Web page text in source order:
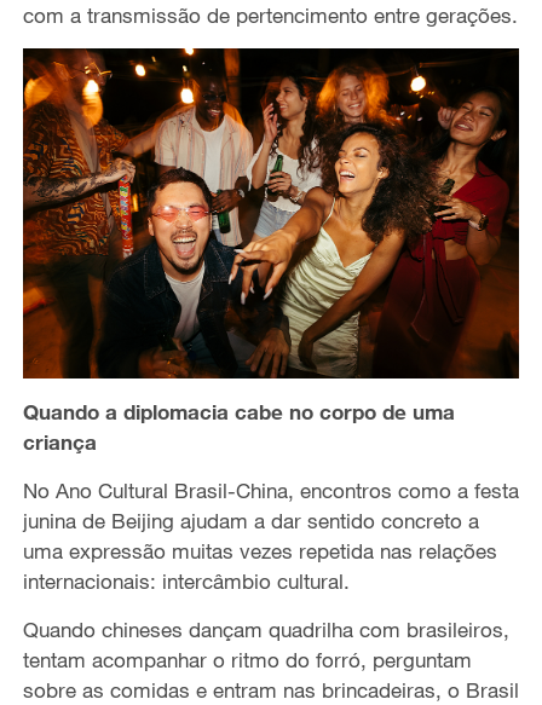
com a transmissão de pertencimento entre gerações.
Quando a diplomacia cabe no corpo de uma
criança
No Ano Cultural Brasil-China, encontros como a festa
junina de Beijing ajudam a dar sentido concreto a
uma expressão muitas vezes repetida nas relações
internacionais: intercâmbio cultural.
Quando chineses dançam quadrilha com brasileiros,
tentam acompanhar o ritmo do forró, perguntam
sobre as comidas e entram nas brincadeiras, o Brasil